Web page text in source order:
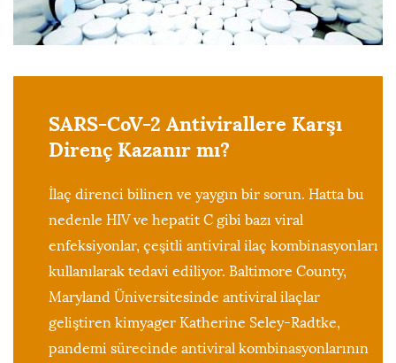
SARS-CoV-2 Antivirallere Karşı
Direnç Kazanır mı?
İlaç direnci bilinen ve yaygın bir sorun. Hatta bu
nedenle HIV ve hepatit C gibi bazı viral
enfeksiyonlar, çeşitli antiviral ilaç kombinasyonları
kullanılarak tedavi ediliyor. Baltimore County,
Maryland Üniversitesinde antiviral ilaçlar
geliştiren kimyager Katherine Seley-Radtke,
pandemi sürecinde antiviral kombinasyonlarının